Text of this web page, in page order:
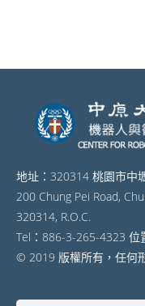
地址：320314 桃園市中
200 Chung Pei Road,
320314, R.O.C.
Tel：886-3-265-4323 位
© 2019 版權所有，任何